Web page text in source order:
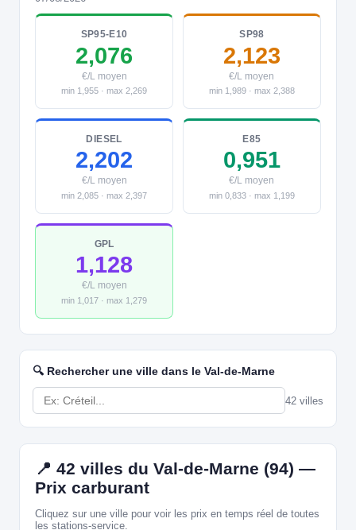
SP95-E10
2,076
€/L moyen
min 1,955 · max 2,269
SP98
2,123
€/L moyen
min 1,989 · max 2,388
DIESEL
2,202
€/L moyen
min 2,085 · max 2,397
E85
0,951
€/L moyen
min 0,833 · max 1,199
GPL
1,128
€/L moyen
min 1,017 · max 1,279
🔍 Rechercher une ville dans le Val-de-Marne
42 villes
📍 42 villes du Val-de-Marne (94) —
Prix carburant
Cliquez sur une ville pour voir les prix en temps réel de toutes
les stations-service.